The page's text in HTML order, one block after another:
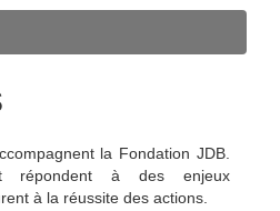
la Fondation JDB.
répondent à des enjeux
à la réussite des actions.